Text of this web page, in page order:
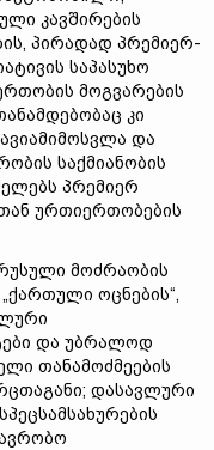
კავშირების
პირადად პრემიერ-
საპასუხო
მოგვარების
კი
და
საქმიანობის
პრემიერ
ურთიერთობების
მოძრაობის
ოცნების“,
და უბრალოდ
თანამოძმეების
დასავლური